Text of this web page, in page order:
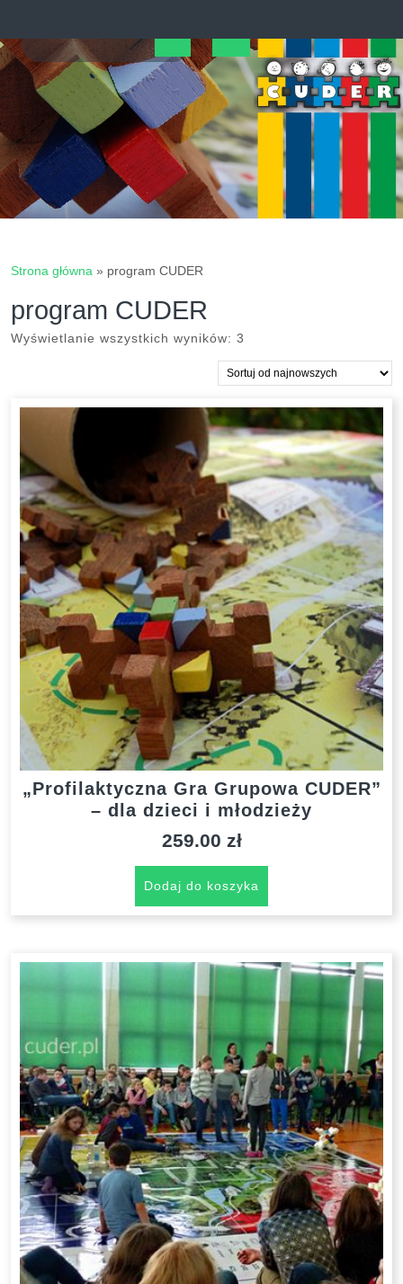
content
Open
Button
Strona główna » program CUDER
program CUDER
Wyświetlanie wszystkich wyników: 3
najnowszych
„Profilaktyczna Gra Grupowa CUDER”
– dla dzieci i młodzieży
259.00 zł
Dodaj do koszyka